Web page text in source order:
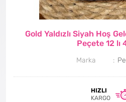
Gold Yaldızlı Siyah Hoş
Peçete 12 lı
Marka
HIZLI
KARGO